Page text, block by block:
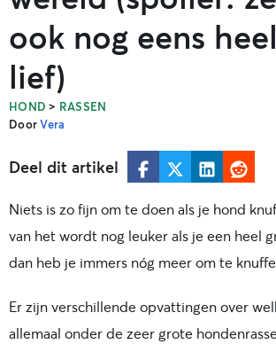
ook nog eens
lief)
HOND > RASSEN
DoorVera
Deel dit artikel
Niets is zo fijn om te doen als je hond
van het wordt nog leuker als je een heel
dan heb je immers nóg meer om te
Er zijn verschillende opvattingen over
allemaal onder de zeer grote